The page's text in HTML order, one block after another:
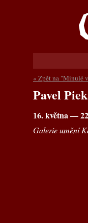
« Zpět na "Minulé
Pavel
16. května —
Galerie umění